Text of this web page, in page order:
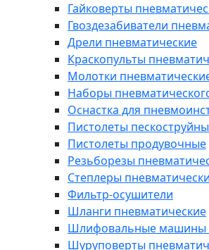
Гайковерты
Гвоздезабиватели
Дрели пневматические
Краскопульты
Молотки
Наборы
Оснастка для
Пистолеты
Пистолеты продувочные
Резьборезы
Степлеры
Фильтр-осушители
Шланги пневматические
Шлифовальные машины
Шуруповерты